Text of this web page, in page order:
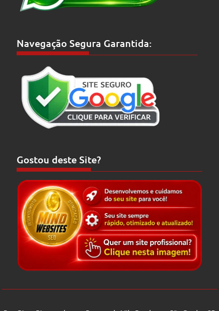
Navegação Segura Garantida:
Gostou deste Site?